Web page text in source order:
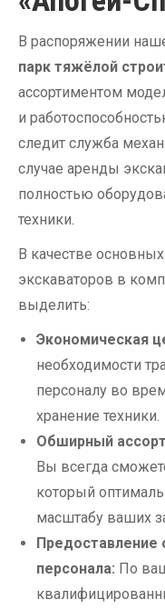
В распоряжении
парк тяжёлой
ассортиментом
и
следит служба
случае аренды
полностью
техники.
В качестве
экскаваторов в
выделить:
Экономическая
необходимости
персоналу во
хранение техники.
Обширный
Вы всегда
который
масштабу ваших
Предоставление
персонала: По